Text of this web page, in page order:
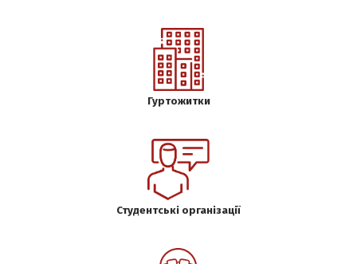
Гуртожитки
Студентські організації